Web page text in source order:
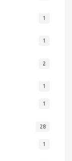
1
1
2
1
1
28
1